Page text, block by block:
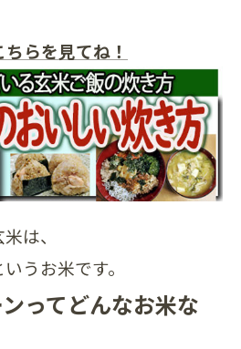
らを見てね！
は、
うお米です。
ってどんなお米な